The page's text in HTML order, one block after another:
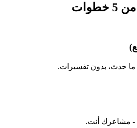
حدث، بدون تفسيرات.
- مشاعرك أنت.